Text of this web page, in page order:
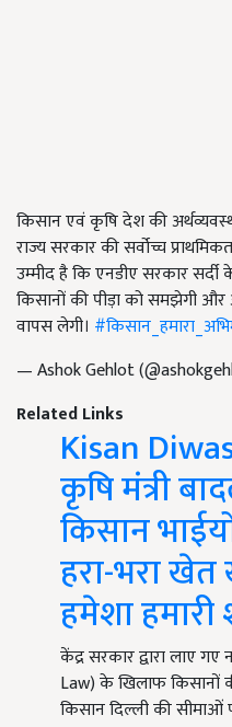
किसान एवं कृषि देश की
राज्य सरकार की सर्वोच्च
उम्मीद है कि एनडीए सरकार
किसानों की पीड़ा को समझेगी
वापस लेगी।
— Ashok Gehlot
Related Links
Kisan
कृषि मंत्री
किसान
हरा-भरा
हमेशा हमारी
केंद्र सरकार द्वारा लाए
Law) के खिलाफ किसानों
किसान दिल्ली की